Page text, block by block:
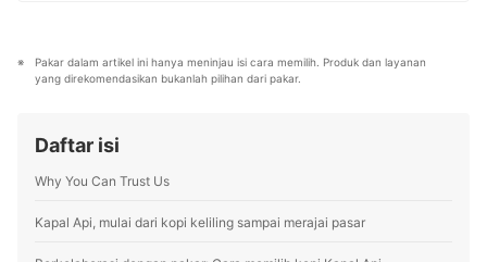
sehari-hari, elektronik rumah tangga, hingga jasa bisa
ditemukan di mybest.
Pakar dalam artikel ini hanya meninjau isi cara memilih. Produk dan layanan
yang direkomendasikan bukanlah pilihan dari pakar.
Daftar isi
Why You Can Trust Us
Kapal Api, mulai dari kopi keliling sampai merajai pasar